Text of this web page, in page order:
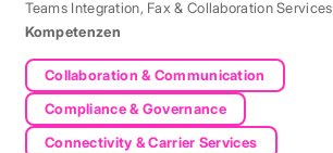
Teams Integration, Fax & Collaboration Services
Kompetenzen
Collaboration & Communication
Compliance & Governance
Connectivity & Carrier Services